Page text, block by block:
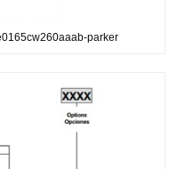
parker